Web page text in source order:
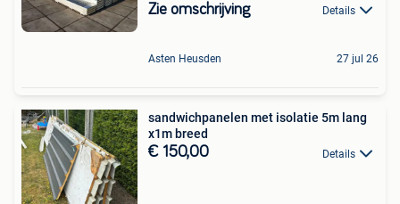
Zie omschrijving Details
Asten Heusden 27 jul 26
sandwichpanelen met isolatie 5m lang
x1m breed
€ 150,00 Details